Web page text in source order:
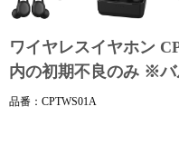
ワイヤレスイヤホン
内の初期不良のみ ※バ
品番：CPTWS01A